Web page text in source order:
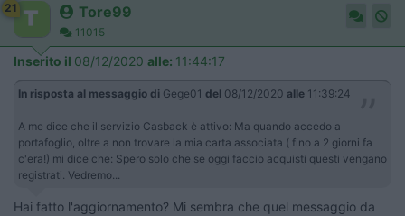
21 Tore99
11015
Inserito il 08/12/2020 alle: 11:44:17
In risposta al messaggio di Gege01 del 08/12/2020 alle 11:39:24
A me dice che il servizio Casback è attivo: Ma quando accedo a
portafoglio, oltre a non trovare la mia carta associata ( fino a 2 giorni fa
c'era!) mi dice che: Spero solo che se oggi faccio acquisti questi vengano
registrati. Vedremo...
Hai fatto l'aggiornamento? Mi sembra che quel messaggio da